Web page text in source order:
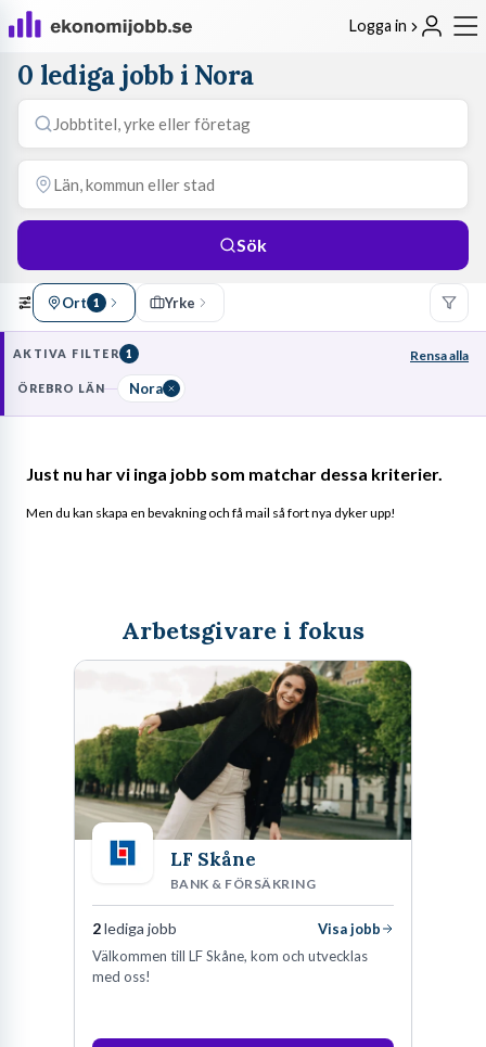
Logga in
0 lediga jobb i Nora
Sök
Ort 1 Yrke
AKTIVA FILTER 1 Rensa alla
ÖREBRO LÄN Nora
Just nu har vi inga jobb som matchar dessa kriterier.
Men du kan skapa en bevakning och få mail så fort nya dyker upp!
Arbetsgivare i fokus
LF Skåne
BANK & FÖRSÄKRING
2lediga jobb
Visa jobb
Välkommen till LF Skåne, kom och utvecklas
med oss!